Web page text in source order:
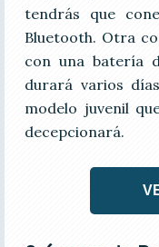
tendrás que
Bluetooth. Otra
con una batería
durará varios
modelo juvenil
decepcionará.